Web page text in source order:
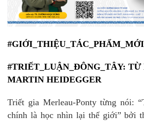
#GIỚI_THIỆU_TÁC_PHẨM_MỚI
#TRIẾT_LUẬN_ĐÔNG_TÂY: TỪ
MARTIN HEIDEGGER
Triết gia Merleau-Ponty từng nói:
chính là học nhìn lại thế giới” bởi